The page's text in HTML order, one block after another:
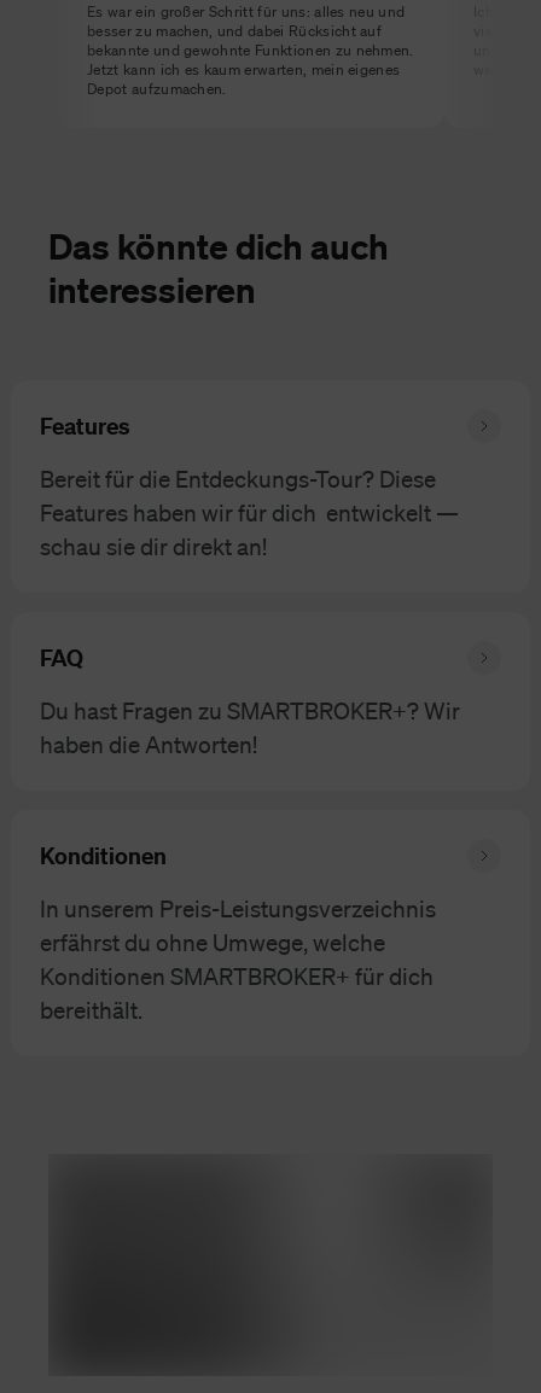
Es war ein großer Schritt für uns: alles neu und
besser zu machen, und dabei Rücksicht auf
bekannte und gewohnte Funktionen zu nehmen.
Jetzt kann ich es kaum erwarten, mein eigenes
Depot aufzumachen.
Das könnte dich auch
interessieren
Features
Bereit für die Entdeckungs-Tour? Diese
Features haben wir für dich entwickelt —
schau sie dir direkt an!
FAQ
Du hast Fragen zu SMARTBROKER+? Wir
haben die Antworten!
Konditionen
In unserem Preis-Leistungsverzeichnis
erfährst du ohne Umwege, welche
Konditionen SMARTBROKER+ für dich
bereithält.